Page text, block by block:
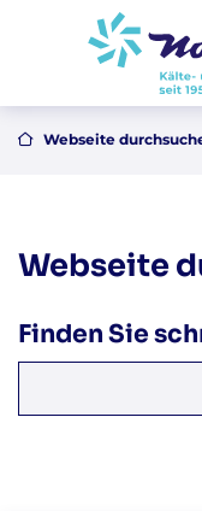
Webseite
Webseite
Finden Sie
Karriere
Privathaushalte